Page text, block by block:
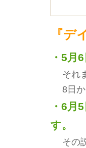
『デ
・5月
それま
8日か
・6月
す。
その説